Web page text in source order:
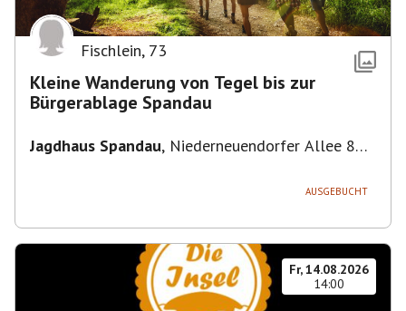
Fischlein, 73
Kleine Wanderung von Tegel bis zur
Bürgerablage Spandau
Jagdhaus Spandau, Niederneuendorfer Allee 80,
AUSGEBUCHT
Fr, 14.08.2026
14:00